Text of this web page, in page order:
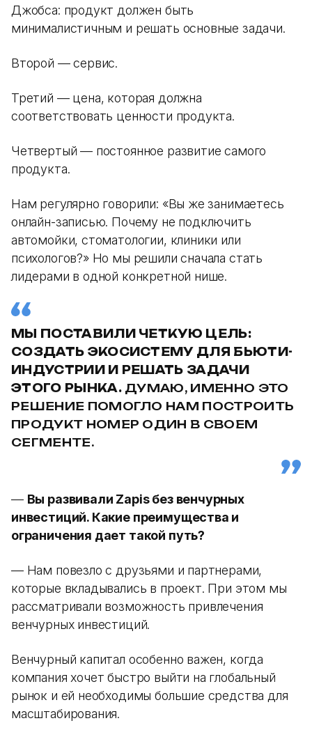
Джобса: продукт должен быть
минималистичным и решать основные задачи.
Второй — сервис.
Третий — цена, которая должна
соответствовать ценности продукта.
Четвертый — постоянное развитие самого
продукта.
Нам регулярно говорили: «Вы же занимаетесь
онлайн-записью. Почему не подключить
автомойки, стоматологии, клиники или
психологов?» Но мы решили сначала стать
лидерами в одной конкретной нише.
МЫ ПОСТАВИЛИ ЧЕТКУЮ ЦЕЛЬ:
СОЗДАТЬ ЭКОСИСТЕМУ ДЛЯ БЬЮТИ-
ИНДУСТРИИ И РЕШАТЬ ЗАДАЧИ
ЭТОГО РЫНКА. ДУМАЮ, ИМЕННО ЭТО
РЕШЕНИЕ ПОМОГЛО НАМ ПОСТРОИТЬ
ПРОДУКТ НОМЕР ОДИН В СВОЕМ
СЕГМЕНТЕ.
— Вы развивали Zapis без венчурных
инвестиций. Какие преимущества и
ограничения дает такой путь?
— Нам повезло с друзьями и партнерами,
которые вкладывались в проект. При этом мы
рассматривали возможность привлечения
венчурных инвестиций.
Венчурный капитал особенно важен, когда
компания хочет быстро выйти на глобальный
рынок и ей необходимы большие средства для
масштабирования.